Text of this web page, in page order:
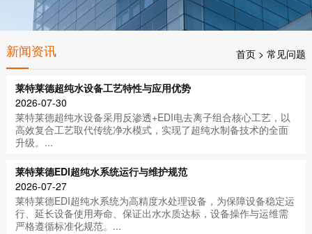
新闻资讯 首页 >常见问题
莱特莱德超纯水设备工艺特性与应用优势
2026-07-30
莱特莱德超纯水设备采用反渗透+EDI电去离子组合核心工艺，以
高效复合工艺取代传统净水模式，实现了超纯水制备技术的全面
升级。...
莱特莱德EDI超纯水系统运行与维护规范
2026-07-27
莱特莱德EDI超纯水系统为高精度水处理设备，为保障设备稳定运
行、延长设备使用寿命、保证出水水质达标，设备操作与运维需
严格遵循标准化规范。...